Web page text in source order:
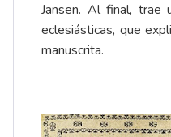
Jansen. Al final, trae
eclesiásticas, que
manuscrita.